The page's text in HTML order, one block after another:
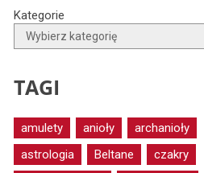
Kategorie
TAGI
amulety anioły
archanioły
astrologia
Beltane
czakry